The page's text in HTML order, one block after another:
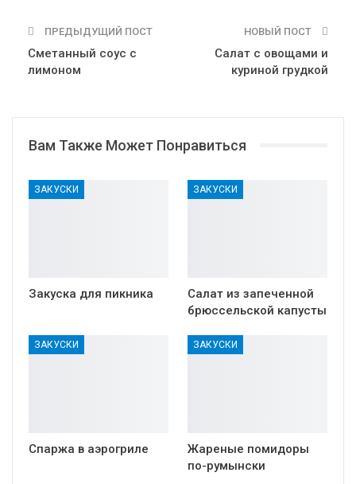
ПРЕДЫДУЩИЙ ПОСТ
Сметанный соус с
лимоном
НОВЫЙ ПОСТ
Салат с овощами и
куриной грудкой
Вам Также Может Понравиться
ЗАКУСКИ
Закуска для пикника
ЗАКУСКИ
Салат из запеченной
брюссельской капусты
ЗАКУСКИ
Спаржа в аэрогриле
ЗАКУСКИ
Жареные помидоры
по-румынски